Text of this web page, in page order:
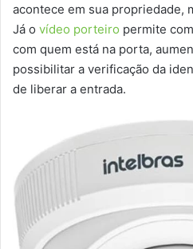
acontece em sua propriedade,
Já o vídeo porteiro permite
com quem está na porta,
possibilitar a verificação da
de liberar a entrada.